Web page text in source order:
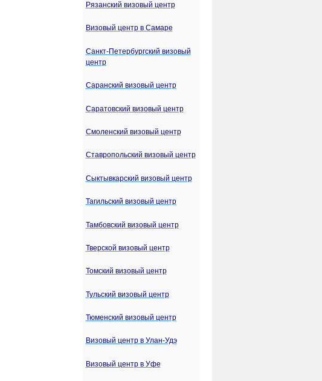
Рязанский визовый центр
Визовый центр в Самаре
Санкт-Петербургский визовый
центр
Саранский визовый центр
Саратовский визовый центр
Смоленский визовый центр
Ставропольский визовый центр
Сыктывкарский визовый центр
Тагильский визовый центр
Тамбовский визовый центр
Тверской визовый центр
Томский визовый центр
Тульский визовый центр
Тюменский визовый центр
Визовый центр в Улан-Удэ
Визовый центр в Уфе